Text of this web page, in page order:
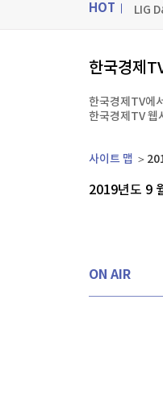
HOT LIG
"나야
[온에
ON AIR
머니팜 모닝라
오늘장 뭐사지?
온로드 (ON
한국경제
한국경제TV에
한국경제TV 웹
사이트 맵
2019년도 9
ON AIR